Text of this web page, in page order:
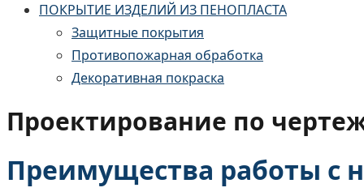
ПОКРЫТИЕ ИЗДЕЛИЙ ИЗ ПЕНОПЛАСТА
Защитные покрытия
Противопожарная обработка
Декоративная покраска
Проектирование по
Преимущества работы с